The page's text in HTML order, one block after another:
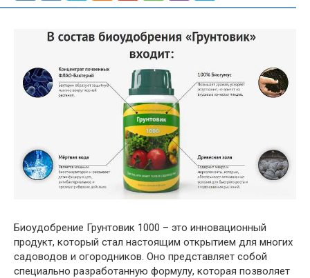
Биоудобрение Грунтовик 1000 – это инновационный
продукт, который стал настоящим открытием для многих
садоводов и огородников. Оно представляет собой
специально разработанную формулу, которая позволяет